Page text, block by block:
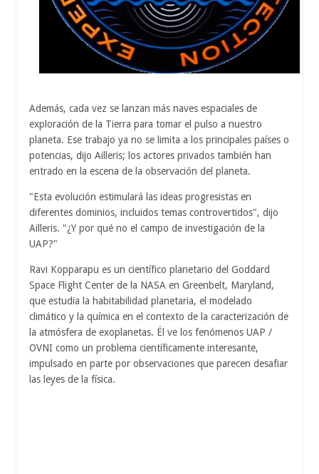
Además, cada vez se lanzan más naves espaciales de
exploración de la Tierra para tomar el pulso a nuestro
planeta. Ese trabajo ya no se limita a los principales países o
potencias, dijo Ailleris; los actores privados también han
entrado en la escena de la observación del planeta.
"Esta evolución estimulará las ideas progresistas en
diferentes dominios, incluidos temas controvertidos", dijo
Ailleris. "¿Y por qué no el campo de investigación de la
UAP?"
Ravi Kopparapu es un científico planetario del Goddard
Space Flight Center de la NASA en Greenbelt, Maryland,
que estudia la habitabilidad planetaria, el modelado
climático y la química en el contexto de la caracterización de
la atmósfera de exoplanetas. Él ve los fenómenos UAP /
OVNI como un problema científicamente interesante,
impulsado en parte por observaciones que parecen desafiar
las leyes de la física.